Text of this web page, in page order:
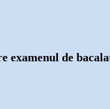
examenul de